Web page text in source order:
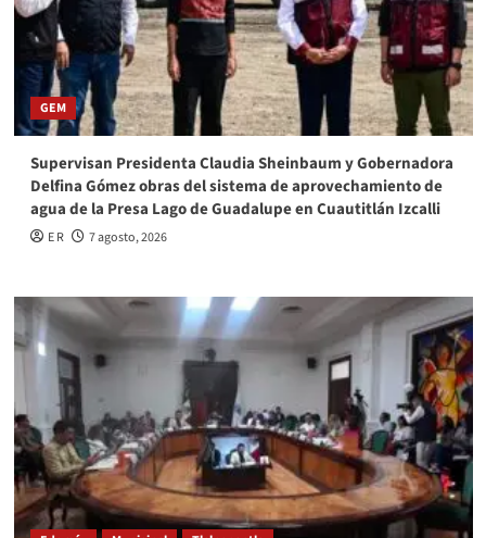
GEM
Supervisan Presidenta Claudia Sheinbaum y Gobernadora
Delfina Gómez obras del sistema de aprovechamiento de
agua de la Presa Lago de Guadalupe en Cuautitlán Izcalli
E R 7 agosto, 2026